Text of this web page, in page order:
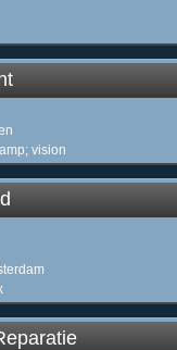
vision